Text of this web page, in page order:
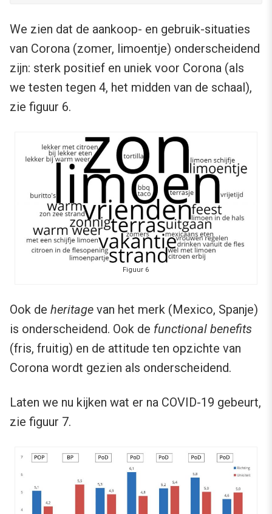
We zien dat de aankoop- en gebruik-situaties
van Corona (zomer, limoentje) onderscheidend
zijn: sterk positief en uniek voor Corona (als
we testen tegen 4, het midden van de schaal),
zie figuur 6.
Figuur 6
Ook de heritage van het merk (Mexico, Spanje)
is onderscheidend. Ook de functional benefits
(fris, fruitig) en de attitude ten opzichte van
Corona wordt gezien als onderscheidend.
Laten we nu kijken wat er na COVID-19 gebeurt,
zie figuur 7.